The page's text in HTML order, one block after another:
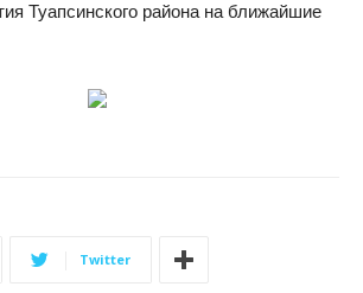
Туапсинского района на ближайшие
Twitter